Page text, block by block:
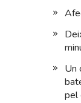
Un
pel